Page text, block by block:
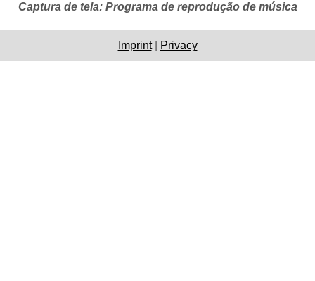
Captura de tela: Programa de reprodução de música
Imprint| Privacy